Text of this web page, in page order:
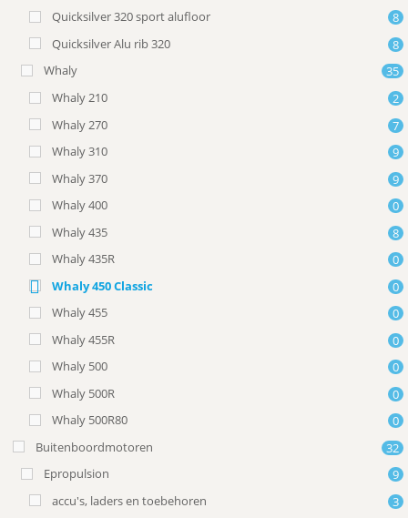
Quicksilver 320 sport alufloor
8
Quicksilver Alu rib 320
8
Whaly
35
Whaly 210
2
Whaly 270
7
Whaly 310
9
Whaly 370
9
Whaly 400
0
Whaly 435
8
Whaly 435R
0
Whaly 450 Classic
0
Whaly 455
0
Whaly 455R
0
Whaly 500
0
Whaly 500R
0
Whaly 500R80
0
Buitenboordmotoren
32
Epropulsion
9
accu's, laders en toebehoren
3